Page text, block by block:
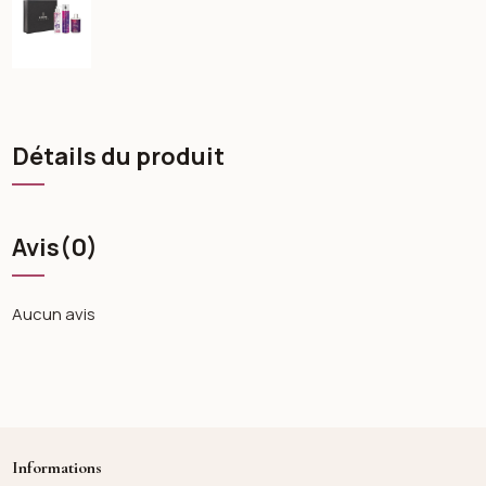
Détails du produit
Avis(0)
Aucun avis
Informations